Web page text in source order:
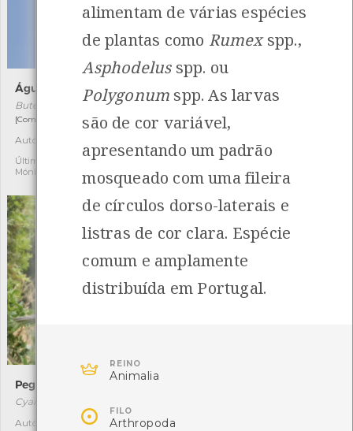
Águia-de-asa-redonda
Buteo buteo
[Comum e residente]
Autóctone
Última observação por:
Mónica Rocha
Caramujo-da-Madeira
Phorcus sauciatus
[Comum]
Última observação por:
Pega-azul
Cyanopica cooki
Autóctone
1
alimentam de várias espécies
de plantas como Rumexspp.,
Asphodelus spp. ou
Polygonum spp. As larvas
são de cor variável,
apresentando um padrão
mosqueado com uma fileira
de círculos dorso-laterais e
listras de cor clara. Espécie
comum e amplamente
distribuída em Portugal.
 REINO
Animalia
 FILO
Arthropoda